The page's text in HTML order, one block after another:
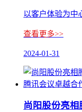
以客户体验为中
查看更多>>
2024-01-31
尚阳股份亮